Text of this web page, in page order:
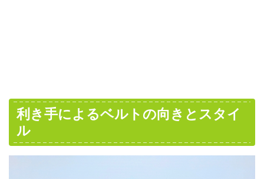
利き手によるベルトの向きとスタイ
ル